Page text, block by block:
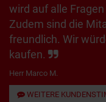
wird auf alle
Zudem sind die
freundlich. Wir
kaufen.
Herr Marco M.
WEITERE